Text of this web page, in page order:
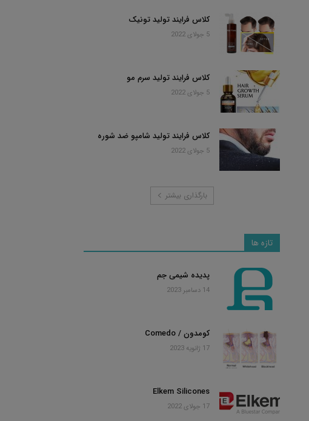
کلاس فرایند تولید تونیک
5 جولای 2022
کلاس فرایند تولید سرم مو
5 جولای 2022
کلاس فرایند تولید شامپو ضد شوره
5 جولای 2022
بارگذاری بیشتر
تازه ها
پدیده شیمی جم
14 دسامبر 2023
کومدون / Comedo
17 ژانویه 2023
Elkem Silicones
17 جولای 2022